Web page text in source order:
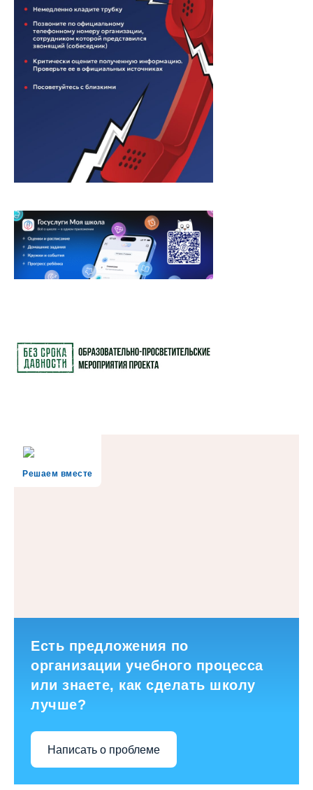
Решаем вместе
Есть предложения по
организации учебного процесса
или знаете, как сделать школу
лучше?
Написать о проблеме